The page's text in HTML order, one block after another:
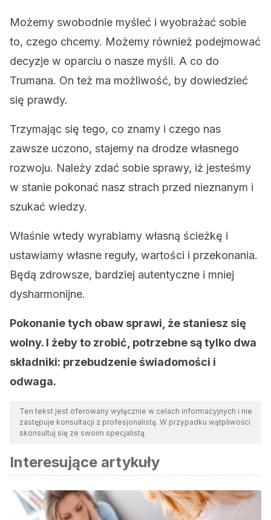
Możemy swobodnie myśleć i wyobrażać sobie
to, czego chcemy. Możemy również podejmować
decyzje w oparciu o nasze myśli. A co do
Trumana. On też ma możliwość, by dowiedzieć
się prawdy.
Trzymając się tego, co znamy i czego nas
zawsze uczono, stajemy na drodze własnego
rozwoju. Należy zdać sobie sprawy, iż jesteśmy
w stanie pokonać nasz strach przed nieznanym i
szukać wiedzy.
Właśnie wtedy wyrabiamy własną ścieżkę i
ustawiamy własne reguły, wartości i przekonania.
Będą zdrowsze, bardziej autentyczne i mniej
dysharmonijne.
Pokonanie tych obaw sprawi, że staniesz się
wolny. I żeby to zrobić, potrzebne są tylko dwa
składniki: przebudzenie świadomości i
odwaga.
Ten tekst jest oferowany wyłącznie w celach informacyjnych i nie
zastępuje konsultacji z profesjonalistą. W przypadku wątpliwości
skonsultuj się ze swoim specjalistą.
Interesujące artykuły